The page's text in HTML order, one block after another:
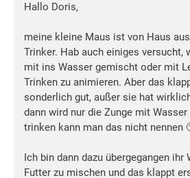
Hallo Doris,
meine kleine Maus ist von Haus
Trinker. Hab auch einiges versucht,
mit ins Wasser gemischt oder mit
Trinken zu animieren. Aber das
sonderlich gut, außer sie hat
dann wird nur die Zunge mit
trinken kann man das nicht nennen
Ich bin dann dazu übergegangen ihr
Futter zu mischen und das klappt